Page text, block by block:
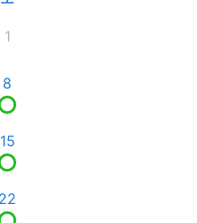
1
8
15
22